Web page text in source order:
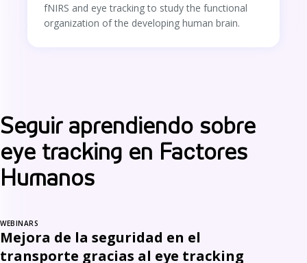
fNIRS and eye tracking to study the functional
organization of the developing human brain.
Seguir aprendiendo sobre
eye tracking en Factores
Humanos
WEBINARS
Mejora de la seguridad en el
transporte gracias al eye tracking